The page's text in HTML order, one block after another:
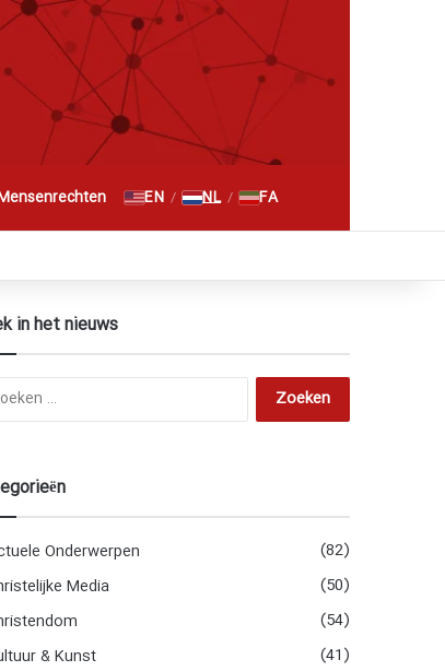
EN / NL / FA
in het nieuws
Zoeken
naar:
Onderwerpen
(82)
Media
(50)
(54)
& Kunst
(41)